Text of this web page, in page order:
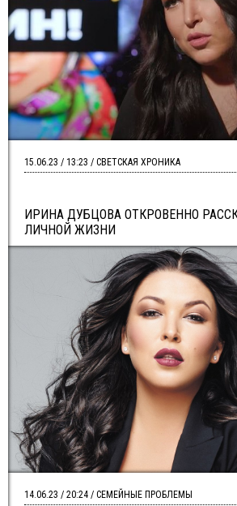
ИРИНА ДУБЦОВА ОТКРОВЕННО
ЛИЧНОЙ ЖИЗНИ
15.06.23 / 13:23 / СВЕТСКАЯ ХРОНИКА
14.06.23 / 20:24 / СЕМЕЙНЫЕ ПРОБЛЕМЫ